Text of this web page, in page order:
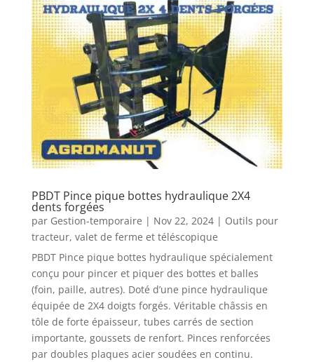
PBDT Pince pique bottes hydraulique 2X4
dents forgées
par Gestion-temporaire | Nov 22, 2024| Outils pour
tracteur, valet de ferme et téléscopique
PBDT Pince pique bottes hydraulique spécialement
conçu pour pincer et piquer des bottes et balles
(foin, paille, autres). Doté d’une pince hydraulique
équipée de 2X4 doigts forgés. Véritable châssis en
tôle de forte épaisseur, tubes carrés de section
importante, goussets de renfort. Pinces renforcées
par doubles plaques acier soudées en continu.